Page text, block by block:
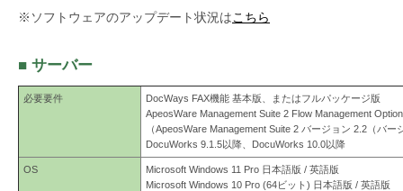
※ソフトウェアのアップデート状況はこちら
■ サーバー
必要要件
DocWays FAX機能 基本版、またはフルパッケージ版
ApeosWare Management Suite 2 Flow Management Option
（ApeosWare Management Suite 2 バージョン 2.2（バー
DocuWorks 9.1.5以降、DocuWorks 10.0以降
OS
Microsoft Windows 11 Pro 日本語版 / 英語版
Microsoft Windows 10 Pro (64ビット) 日本語版 / 英語版